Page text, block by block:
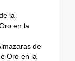
la
en la
de
Oro en la